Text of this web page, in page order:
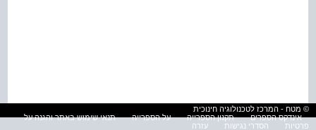
© מטח - המרכז לטכנולוגיה חינוכית
אינדקס הספרים
תקנון הספרייה על הספרייה
תנאי שימוש באתר והגנה על
פרטיות
הסדרי נגישות עזרה